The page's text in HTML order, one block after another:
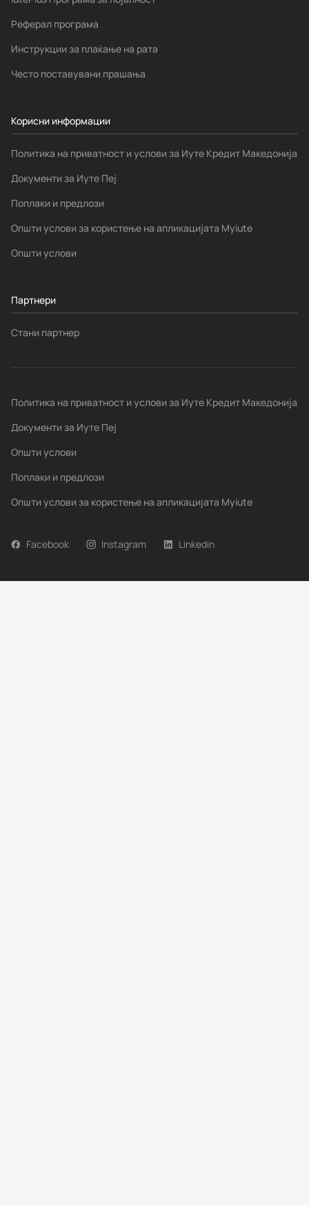
Реферал програма
Инструкции за плаќање на рата
Често поставувани прашања
Корисни информации
Политика на приватност и услови за Иуте Кредит Македонија
Документи за Иуте Пеј
Поплаки и предлози
Општи услови за користење на апликацијата Myiute
Општи услови
Партнери
Стани партнер
Политика на приватност и услови за Иуте Кредит Македонија
Документи за Иуте Пеј
Општи услови
Поплаки и предлози
Општи услови за користење на апликацијата Myiute
Facebook Instagram Linkedin